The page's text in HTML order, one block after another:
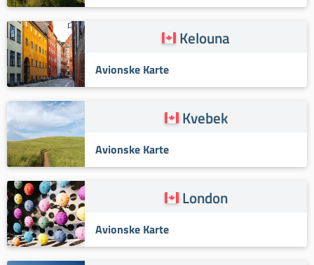
Kelouna
Avionske Karte
Kvebek
Avionske Karte
London
Avionske Karte